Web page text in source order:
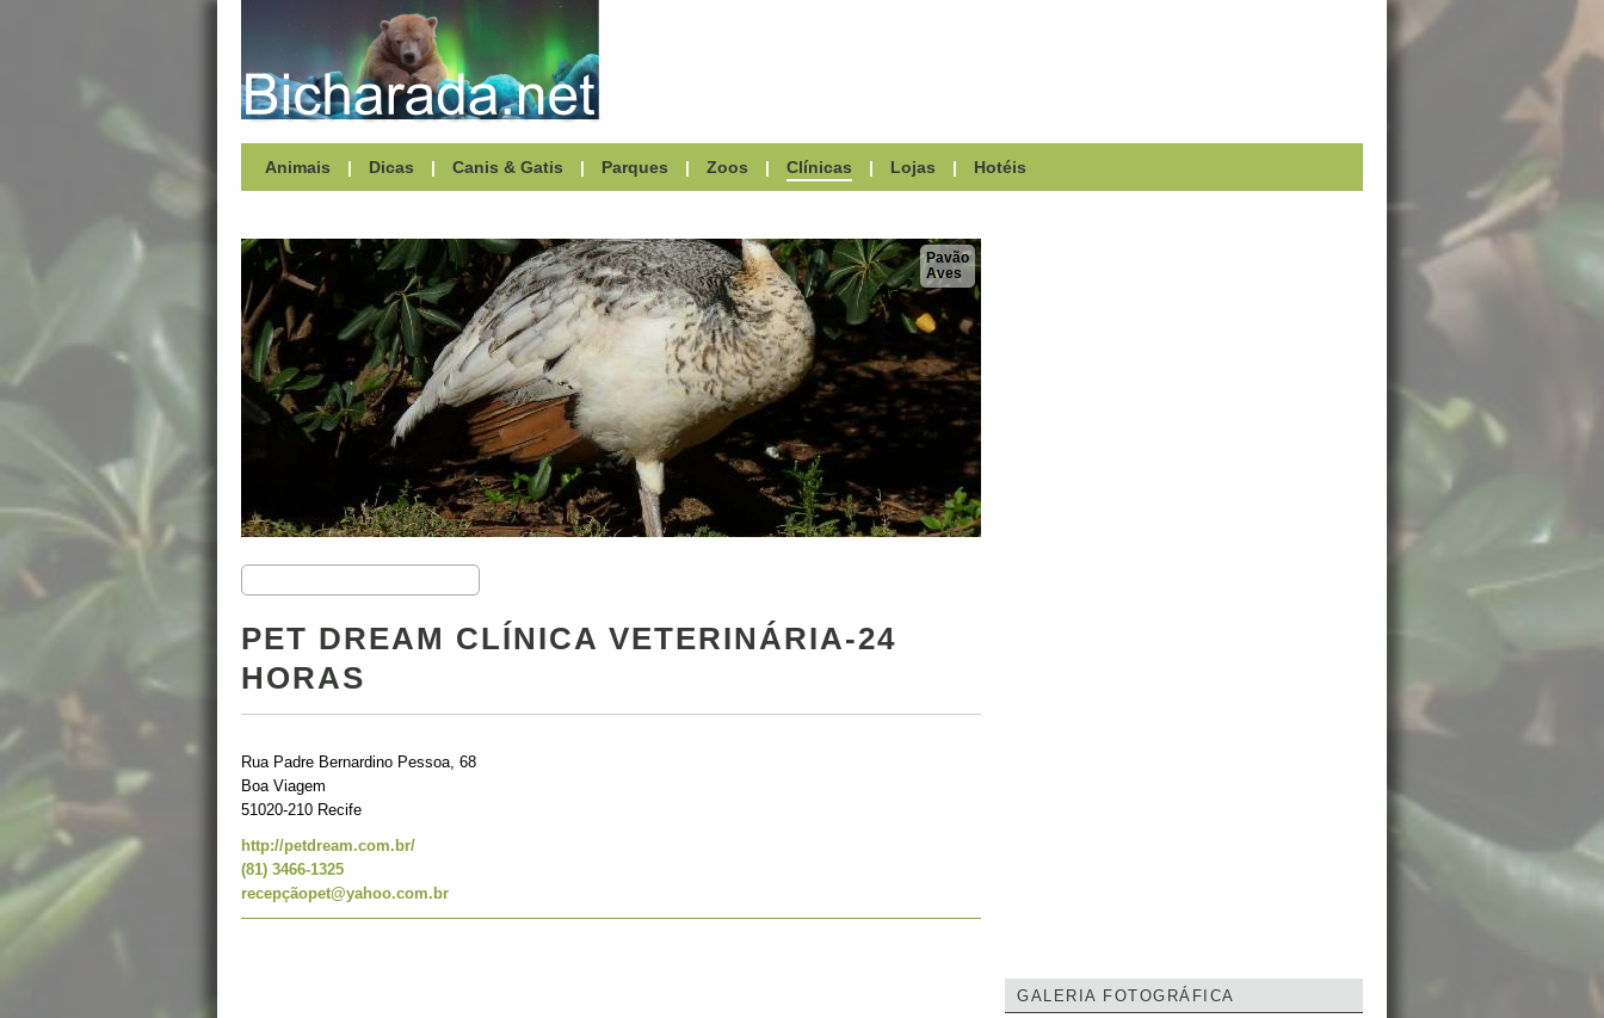
Animais | Dicas | Canis & Gatis | Parques | Zoos | Clínicas | Lojas | Hotéis
Pavão
Aves
PET DREAM CLÍNICA VETERINÁRIA-24
HORAS
Rua Padre Bernardino Pessoa, 68
Boa Viagem
51020-210 Recife
http://petdream.com.br/
(81) 3466-1325
recepçãopet@yahoo.com.br
GALERIA FOTOGRÁFICA